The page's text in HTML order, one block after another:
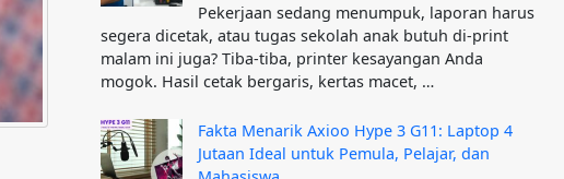
Pekerjaan sedang menumpuk, laporan harus
segera dicetak, atau tugas sekolah anak butuh di-print
malam ini juga? Tiba-tiba, printer kesayangan Anda
mogok. Hasil cetak bergaris, kertas macet, …
Fakta Menarik Axioo Hype 3 G11: Laptop 4
Jutaan Ideal untuk Pemula, Pelajar, dan